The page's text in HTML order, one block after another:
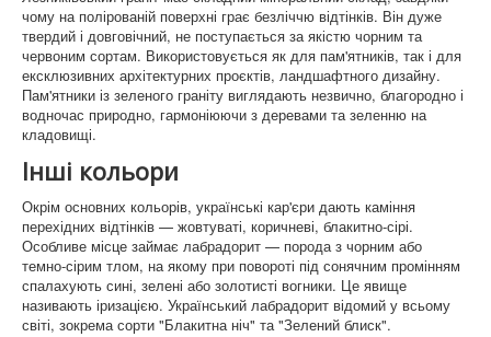
чому на полірованій поверхні грає безліччю відтінків. Він дуже
твердий і довговічний, не поступається за якістю чорним та
червоним сортам. Використовується як для пам'ятників, так і для
ексклюзивних архітектурних проєктів, ландшафтного дизайну.
Пам'ятники із зеленого граніту виглядають незвично, благородно і
водночас природно, гармоніюючи з деревами та зеленню на
кладовищі.
Інші кольори
Окрім основних кольорів, українські кар'єри дають каміння
перехідних відтінків — жовтуваті, коричневі, блакитно-сірі.
Особливе місце займає лабрадорит — порода з чорним або
темно-сірим тлом, на якому при повороті під сонячним промінням
спалахують сині, зелені або золотисті вогники. Це явище
називають іризацією. Український лабрадорит відомий у всьому
світі, зокрема сорти "Блакитна ніч" та "Зелений блиск".